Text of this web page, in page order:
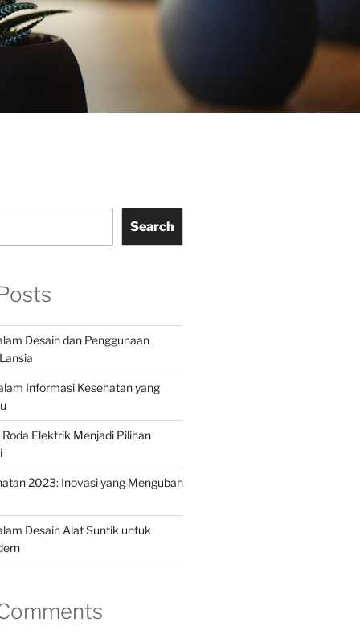
Search
Desain dan Penggunaan
Informasi Kesehatan yang
Elektrik Menjadi Pilihan
2023: Inovasi yang Mengubah
Desain Alat Suntik untuk